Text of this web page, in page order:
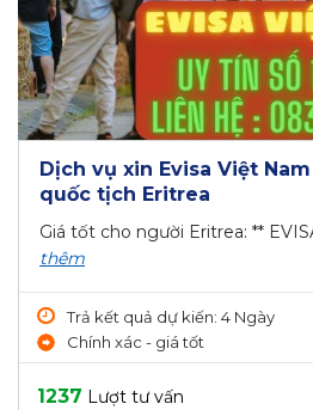
Dịch vụ xin Evisa Việt
quốc tịch Eritrea
Giá tốt cho người Eritrea: **
thêm
Trả kết quả dự kiến: 4 Ngày
Chính xác - giá tốt
1237 Lượt tư vấn